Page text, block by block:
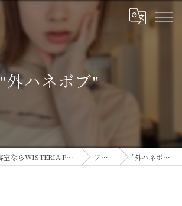
"外ハネボブ"
東京都銀座の美容室ならWISTERIA PLUS 1 ブログ "外ハネボブ"